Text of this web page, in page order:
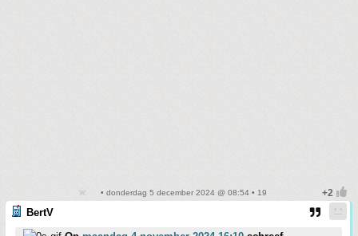
• donderdag 5 december 2024 @ 08:54 • 19
BertV